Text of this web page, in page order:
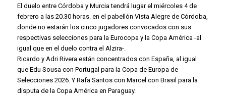
El duelo entre Córdoba y Murcia tendrá lugar el miércoles 4 de
febrero a las 20.30 horas. en el pabellón Vista Alegre de Córdoba,
donde no estarán los cinco jugadores convocados con sus
respectivas selecciones para la Eurocopa y la Copa América -al
igual que en el duelo contra el Alzira-.
Ricardo y Adri Rivera están concentrados con España, al igual
que Edu Sousa con Portugal para la Copa de Europa de
Selecciones 2026. Y Rafa Santos con Marcel con Brasil para la
disputa de la Copa América en Paraguay.